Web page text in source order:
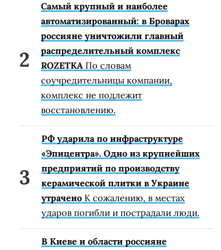
Самый крупный и наиболее
автоматизированный: в Броварах
россияне уничтожили главный
распределительный комплекс
ROZETKA По словам
соучредительницы компании,
комплекс не подлежит
восстановлению.
РФ ударила по инфраструктуре
«Эпицентра». Одно из крупнейших
предприятий по производству
керамической плитки в Украине
утрачено К сожалению, в местах
ударов погибли и пострадали люди.
В Киеве и области россияне